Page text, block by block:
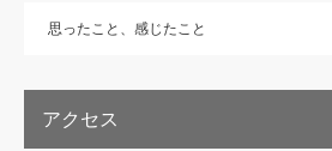
思ったこと、感じたこと
アクセス